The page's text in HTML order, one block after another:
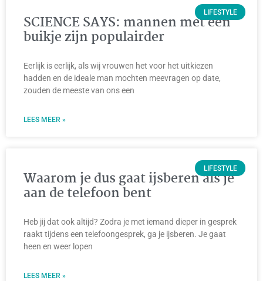
LIFESTYLE
SCIENCE SAYS: mannen met een
buikje zijn populairder
Eerlijk is eerlijk, als wij vrouwen het voor het uitkiezen
hadden en de ideale man mochten meevragen op date,
zouden de meeste van ons een
LEES MEER »
LIFESTYLE
Waarom je dus gaat ijsberen als je
aan de telefoon bent
Heb jij dat ook altijd? Zodra je met iemand dieper in gesprek
raakt tijdens een telefoongesprek, ga je ijsberen. Je gaat
heen en weer lopen
LEES MEER »